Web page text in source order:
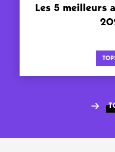
Les 5 meilleurs